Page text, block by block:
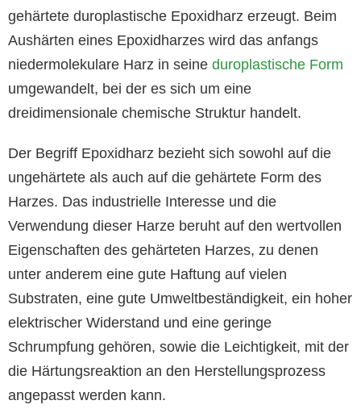
gehärtete duroplastische Epoxidharz erzeugt. Beim
Aushärten eines Epoxidharzes wird das anfangs
niedermolekulare Harz in seine duroplastische Form
umgewandelt, bei der es sich um eine
dreidimensionale chemische Struktur handelt.
Der Begriff Epoxidharz bezieht sich sowohl auf die
ungehärtete als auch auf die gehärtete Form des
Harzes. Das industrielle Interesse und die
Verwendung dieser Harze beruht auf den wertvollen
Eigenschaften des gehärteten Harzes, zu denen
unter anderem eine gute Haftung auf vielen
Substraten, eine gute Umweltbeständigkeit, ein hoher
elektrischer Widerstand und eine geringe
Schrumpfung gehören, sowie die Leichtigkeit, mit der
die Härtungsreaktion an den Herstellungsprozess
angepasst werden kann.